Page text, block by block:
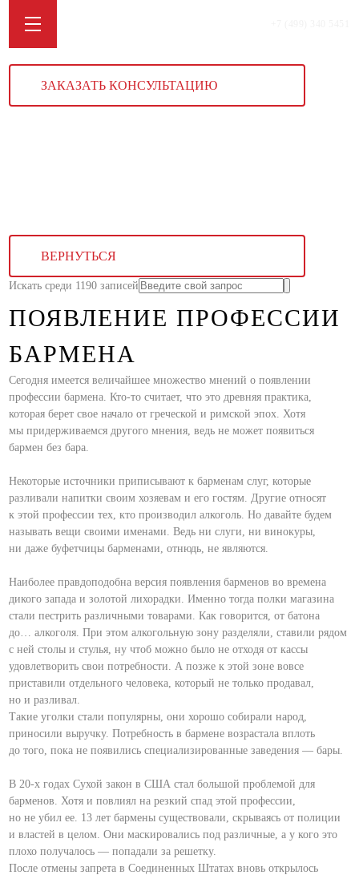
ЗАКАЗАТЬ КОНСУЛЬТАЦИЮ
ВЕРНУТЬСЯ
Искать среди 1190 записей
ПОЯВЛЕНИЕ ПРОФЕССИИ
БАРМЕНА
Сегодня имеется величайшее множество мнений о появлении
профессии бармена. Кто-то считает, что это древняя практика,
которая берет свое начало от греческой и римской эпох. Хотя
мы придерживаемся другого мнения, ведь не может появиться
бармен без бара.
Некоторые источники приписывают к барменам слуг, которые
разливали напитки своим хозяевам и его гостям. Другие относят
к этой профессии тех, кто производил алкоголь. Но давайте будем
называть вещи своими именами. Ведь ни слуги, ни винокуры,
ни даже буфетчицы барменами, отнюдь, не являются.
Наиболее правдоподобна версия появления барменов во времена
дикого запада и золотой лихорадки. Именно тогда полки магазина
стали пестрить различными товарами. Как говорится, от батона
до… алкоголя. При этом алкогольную зону разделяли, ставили рядом
с ней столы и стулья, ну чтоб можно было не отходя от кассы
удовлетворить свои потребности. А позже к этой зоне вовсе
приставили отдельного человека, который не только продавал,
но и разливал.
Такие уголки стали популярны, они хорошо собирали народ,
приносили выручку. Потребность в бармене возрастала вплоть
до того, пока не появились специализированные заведения — бары.
В 20-х годах Сухой закон в США стал большой проблемой для
барменов. Хотя и повлиял на резкий спад этой профессии,
но не убил ее. 13 лет бармены существовали, скрываясь от полиции
и властей в целом. Они маскировались под различные, а у кого это
плохо получалось — попадали за решетку.
После отмены запрета в Соединенных Штатах вновь открылось